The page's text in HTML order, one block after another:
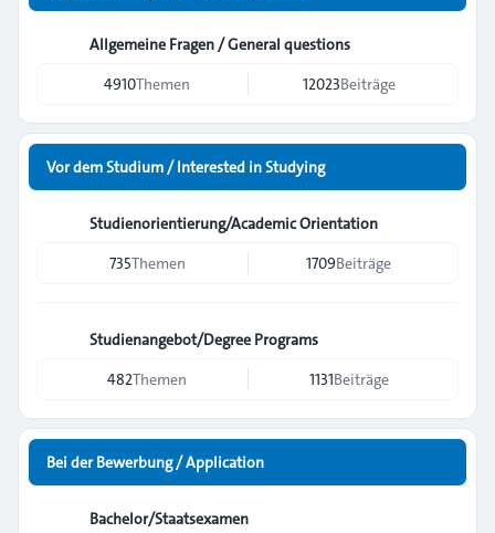
Allgemeine Fragen / General questions
4910Themen 12023Beiträge
Vor dem Studium / Interested in Studying
Studienorientierung/Academic Orientation
735Themen 1709Beiträge
Studienangebot/Degree Programs
482Themen 1131Beiträge
Bei der Bewerbung / Application
Bachelor/Staatsexamen